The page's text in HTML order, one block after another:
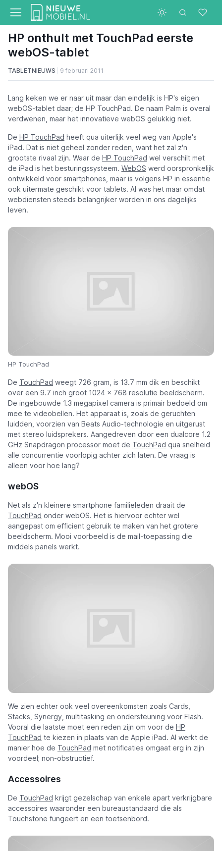
HP onthult met TouchPad eerste
webOS-tablet
TABLETNIEUWS 9 februari 2011
Lang keken we er naar uit maar dan eindelijk is HP's eigen
webOS-tablet daar; de HP TouchPad. De naam Palm is overal
verdwenen, maar het innovatieve webOS gelukkig niet.
De HP TouchPad heeft qua uiterlijk veel weg van Apple's
iPad. Dat is niet geheel zonder reden, want het zal z'n
grootste rivaal zijn. Waar de HP TouchPad wel verschilt met
de iPad is het besturingssysteem. WebOS werd oorspronkelijk
ontwikkeld voor smartphones, maar is volgens HP in essentie
ook uitermate geschikt voor tablets. Al was het maar omdat
webdiensten steeds belangrijker worden in ons dagelijks
leven.
HP TouchPad
De TouchPad weegt 726 gram, is 13.7 mm dik en beschikt
over een 9.7 inch groot 1024 x 768 resolutie beeldscherm.
De ingebouwde 1.3 megapixel camera is primair bedoeld om
mee te videobellen. Het apparaat is, zoals de geruchten
luidden, voorzien van Beats Audio-technologie en uitgerust
met stereo luidsprekers. Aangedreven door een dualcore 1.2
GHz Snapdragon processor moet de TouchPad qua snelheid
alle concurrentie voorlopig achter zich laten. De vraag is
alleen voor hoe lang?
webOS
Net als z'n kleinere smartphone familieleden draait de
TouchPad onder webOS. Het is hiervoor echter wel
aangepast om efficient gebruik te maken van het grotere
beeldscherm. Mooi voorbeeld is de mail-toepassing die
middels panels werkt.
We zien echter ook veel overeenkomsten zoals Cards,
Stacks, Synergy, multitasking en ondersteuning voor Flash.
Vooral die laatste moet een reden zijn om voor de HP
TouchPad te kiezen in plaats van de Apple iPad. Al werkt de
manier hoe de TouchPad met notificaties omgaat erg in zijn
voordeel; non-obstructief.
Accessoires
De TouchPad krijgt gezelschap van enkele apart verkrijgbare
accessoires waaronder een bureaustandaard die als
Touchstone fungeert en een toetsenbord.